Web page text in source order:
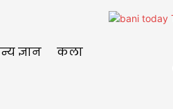
ज्ञान कला